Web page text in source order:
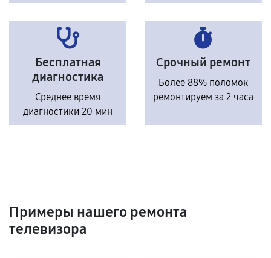
Бесплатная
диагностика
Среднее время
диагностики 20 мин
Срочный ремонт
Более 88% поломок
ремонтируем за 2 часа
Примеры нашего ремонта
телевизора